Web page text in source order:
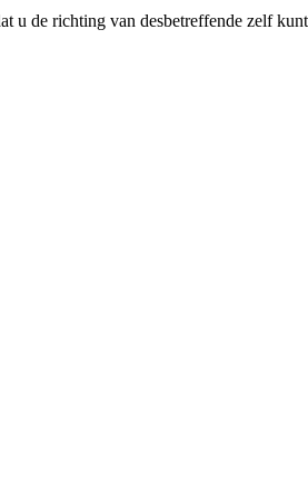
u de richting van desbetreffende zelf